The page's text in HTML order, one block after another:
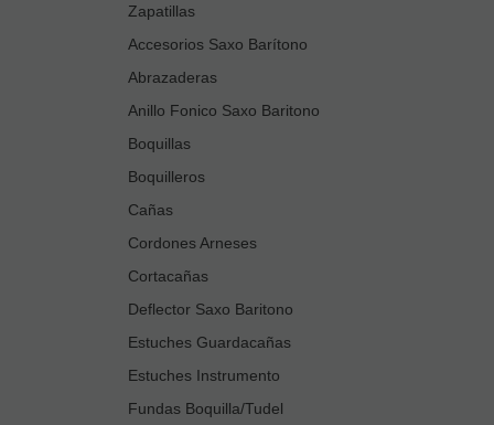
Zapatillas
Accesorios Saxo Barítono
Abrazaderas
Anillo Fonico Saxo Baritono
Boquillas
Boquilleros
Cañas
Cordones Arneses
Cortacañas
Deflector Saxo Baritono
Estuches Guardacañas
Estuches Instrumento
Fundas Boquilla/Tudel